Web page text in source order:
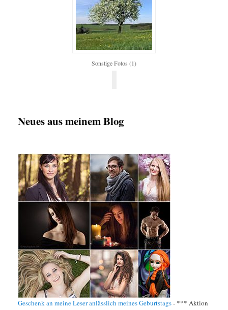
Sonstige Fotos (1)
Neues aus meinem Blog
Geschenk an meine Leser anlässlich meines Geburtstags- *** Aktion